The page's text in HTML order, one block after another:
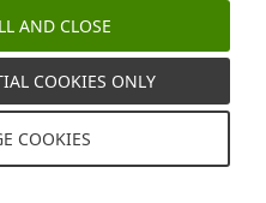
Administrar perfiles
Política de cookies
AND CLOSE
COOKIES ONLY
COOKIES